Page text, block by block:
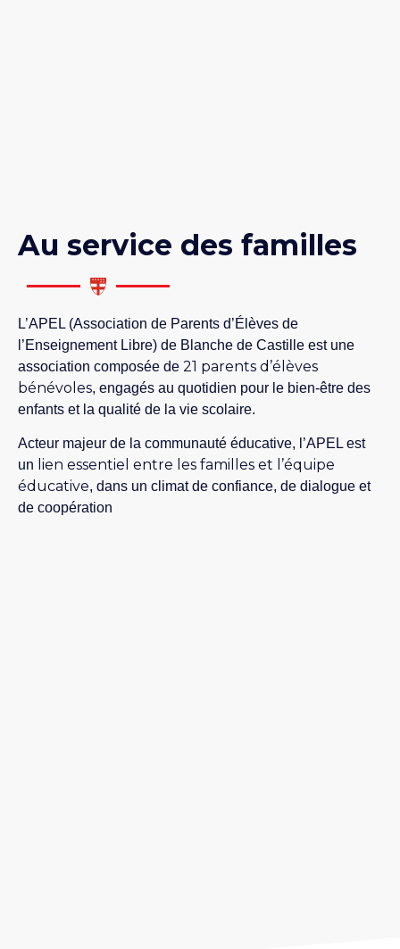
Au service des familles
L’APEL (Association de Parents d’Élèves de
l’Enseignement Libre) de Blanche de Castille est une
association composée de 21 parents d’élèves
bénévoles, engagés au quotidien pour le bien-être des
enfants et la qualité de la vie scolaire.
Acteur majeur de la communauté éducative, l’APEL est
un lien essentiel entre les familles et l’équipe
éducative, dans un climat de confiance, de dialogue et
de coopération